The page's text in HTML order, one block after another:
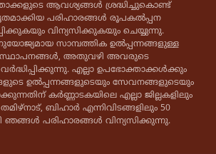
ആവശ്യങ്ങൾ ശ്രദ്ധിച്ചുകൊണ്ട്
പരിഹാരങ്ങൾ രൂപകൽപ്പന
വിന്യസിക്കുകയും ചെയ്യുന്നു.
സാമ്പത്തിക ഉൽപ്പന്നങ്ങളുള്ള
സ്ഥാപനങ്ങൾ, അതുവഴി അവരുടെ
എല്ലാ ഉപഭോക്താക്കൾക്കും
ഉൽപ്പന്നങ്ങളുടെയും സേവനങ്ങളുടെയും
കർണ്ണാടകയിലെ എല്ലാ ജില്ലകളിലും
ബിഹാർ എന്നിവിടങ്ങളിലും 50
ഞങ്ങൾ പരിഹാരങ്ങൾ വിന്യസിക്കുന്നു.